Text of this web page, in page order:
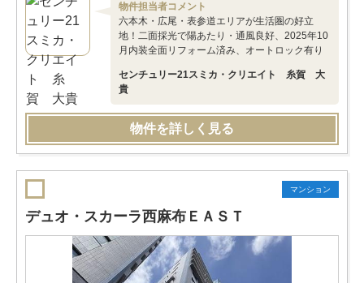
物件担当者コメント
六本木・広尾・表参道エリアが生活圏の好立
地！二面採光で陽あたり・通風良好、2025年10
月内装全面リフォーム済み、オートロック有り
センチュリー21スミカ・クリエイト 糸賀 大
貴
物件を詳しく見る
マンション
デュオ・スカーラ西麻布ＥＡＳＴ